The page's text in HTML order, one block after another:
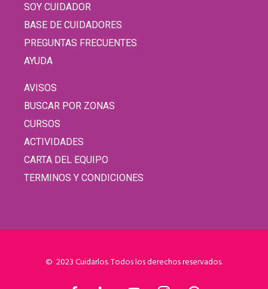
SOY CUIDADOR
BASE DE CUIDADORES
PREGUNTAS FRECUENTES
AYUDA
AVISOS
BUSCAR POR ZONAS
CURSOS
ACTIVIDADES
CARTA DEL EQUIPO
TERMINOS Y CONDICIONES
© 2023 Cuidarlos. Todos los derechos reservados.